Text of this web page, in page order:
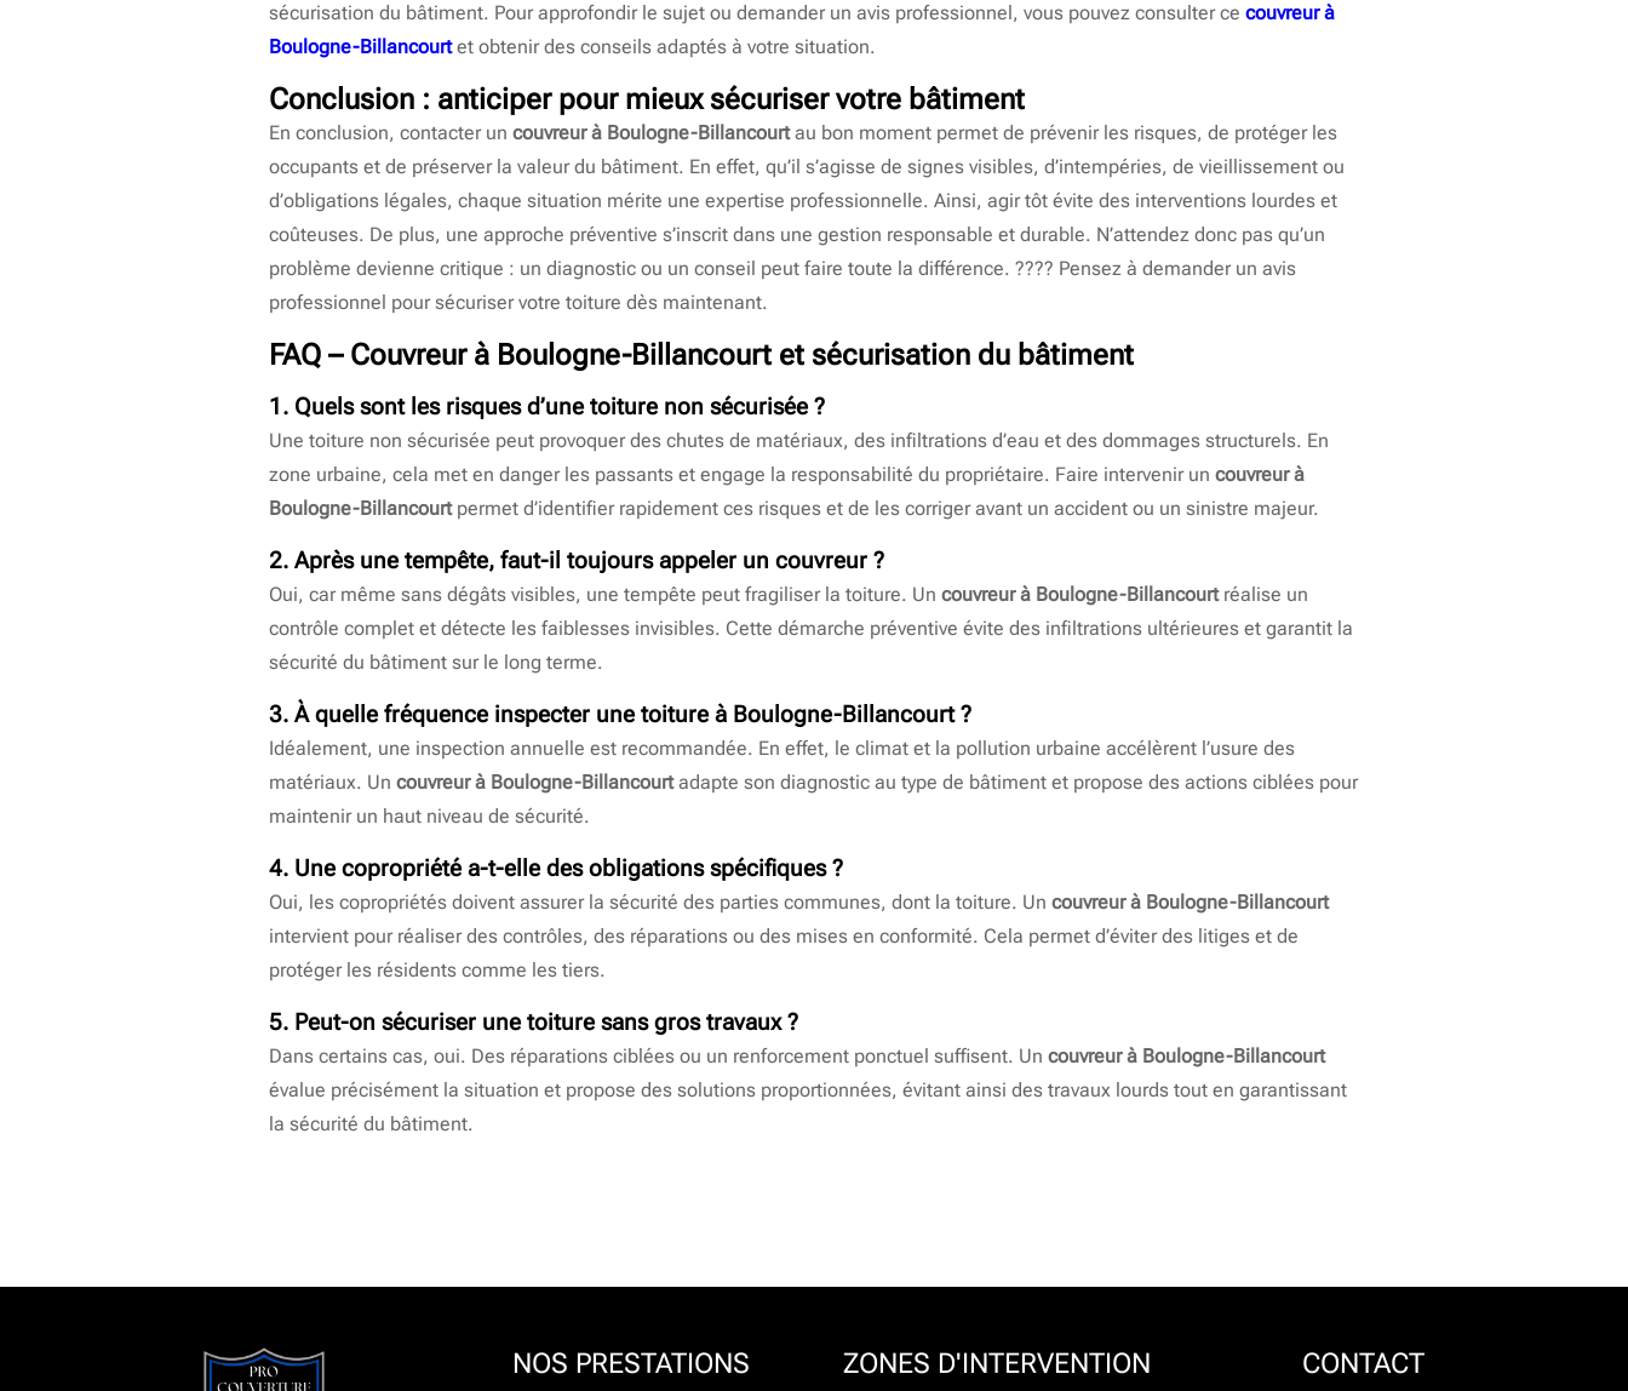
sécurisation du bâtiment. Pour approfondir le sujet ou demander un avis professionnel, vous pouvez consulter ce couvreur à
Boulogne-Billancourtet obtenir des conseils adaptés à votre situation.
Conclusion : anticiper pour mieux sécuriser votre bâtiment
En conclusion, contacter un couvreur à Boulogne-Billancourtau bon moment permet de prévenir les risques, de protéger les
occupants et de préserver la valeur du bâtiment. En effet, qu’il s’agisse de signes visibles, d’intempéries, de vieillissement ou
d’obligations légales, chaque situation mérite une expertise professionnelle. Ainsi, agir tôt évite des interventions lourdes et
coûteuses. De plus, une approche préventive s’inscrit dans une gestion responsable et durable. N’attendez donc pas qu’un
problème devienne critique : un diagnostic ou un conseil peut faire toute la différence. ???? Pensez à demander un avis
professionnel pour sécuriser votre toiture dès maintenant.
FAQ – Couvreur à Boulogne-Billancourt et sécurisation du bâtiment
1. Quels sont les risques d’une toiture non sécurisée ?
Une toiture non sécurisée peut provoquer des chutes de matériaux, des infiltrations d’eau et des dommages structurels. En
zone urbaine, cela met en danger les passants et engage la responsabilité du propriétaire. Faire intervenir un couvreur à
Boulogne-Billancourtpermet d’identifier rapidement ces risques et de les corriger avant un accident ou un sinistre majeur.
2. Après une tempête, faut-il toujours appeler un couvreur ?
Oui, car même sans dégâts visibles, une tempête peut fragiliser la toiture. Un couvreur à Boulogne-Billancourtréalise un
contrôle complet et détecte les faiblesses invisibles. Cette démarche préventive évite des infiltrations ultérieures et garantit la
sécurité du bâtiment sur le long terme.
3. À quelle fréquence inspecter une toiture à Boulogne-Billancourt ?
Idéalement, une inspection annuelle est recommandée. En effet, le climat et la pollution urbaine accélèrent l’usure des
matériaux. Un couvreur à Boulogne-Billancourtadapte son diagnostic au type de bâtiment et propose des actions ciblées pour
maintenir un haut niveau de sécurité.
4. Une copropriété a-t-elle des obligations spécifiques ?
Oui, les copropriétés doivent assurer la sécurité des parties communes, dont la toiture. Un couvreur à Boulogne-Billancourt
intervient pour réaliser des contrôles, des réparations ou des mises en conformité. Cela permet d’éviter des litiges et de
protéger les résidents comme les tiers.
5. Peut-on sécuriser une toiture sans gros travaux ?
Dans certains cas, oui. Des réparations ciblées ou un renforcement ponctuel suffisent. Un couvreur à Boulogne-Billancourt
évalue précisément la situation et propose des solutions proportionnées, évitant ainsi des travaux lourds tout en garantissant
la sécurité du bâtiment.
NOS PRESTATIONS ZONES D'INTERVENTION CONTACT